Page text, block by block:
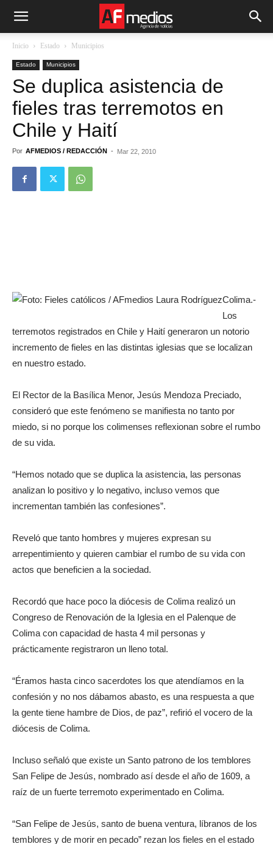
Inicio Estado Municipios
Estado Municipios
Se duplica asistencia de
fieles tras terremotos en
Chile y Haití
Por AFMEDIOS / REDACCIÓN - Mar 22, 2010
Colima.-
Los
terremotos registrados en Chile y Haití generaron un notorio
incremento de fieles en las distintas iglesias que se localizan
en nuestro estado.
El Rector de la Basílica Menor, Jesús Mendoza Preciado,
consideró que este fenómeno se manifiesta no tanto por
miedo, si no porque los colimenses reflexionan sobre el rumbo
de su vida.
“Hemos notado que se duplica la asistencia, las personas
analizan lo positivo y lo negativo, incluso vemos que
incrementan también las confesiones”.
Reveló que tanto hombres y mujeres expresan su
arrepentimiento y quieren cambiar el rumbo de su vida con
actos que beneficien a la sociedad.
Recordó que hace poco la diócesis de Colima realizó un
Congreso de Renovación de la Iglesia en el Palenque de
Colima con capacidad de hasta 4 mil personas y
prácticamente registraron un lleno total.
“Éramos hasta cinco sacerdotes los que atendíamos en la
confesión y no nos dábamos abasto, es una respuesta a que
la gente tiene hambre de Dios, de paz”, refirió el vocero de la
diócesis de Colima.
Incluso señaló que existe un Santo patrono de los temblores
San Felipe de Jesús, nombrado así desde el año de 1609, a
raíz de un fuerte terremoto experimentado en Colima.
“San Felipe de Jesús, santo de buena ventura, líbranos de los
temblores y de morir en pecado” rezan los fieles en el estado